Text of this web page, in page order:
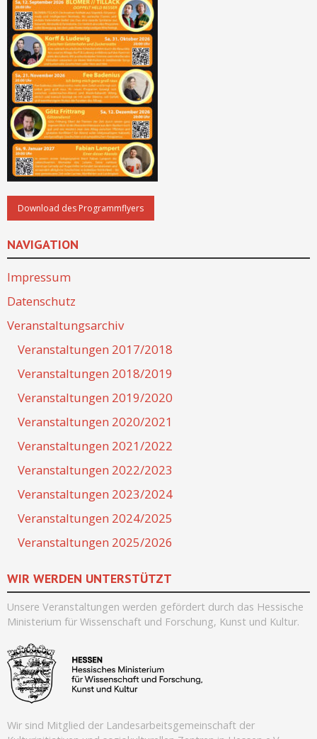
NAVIGATION
Impressum
Datenschutz
Veranstaltungsarchiv
Veranstaltungen 2017/2018
Veranstaltungen 2018/2019
Veranstaltungen 2019/2020
Veranstaltungen 2020/2021
Veranstaltungen 2021/2022
Veranstaltungen 2022/2023
Veranstaltungen 2023/2024
Veranstaltungen 2024/2025
Veranstaltungen 2025/2026
WIR WERDEN UNTERSTÜTZT
Unsere Veranstaltungen werden gefördert durch das Hessische
Ministerium für Wissenschaft und Forschung, Kunst und Kultur.
Wir sind Mitglied der Landesarbeitsgemeinschaft der